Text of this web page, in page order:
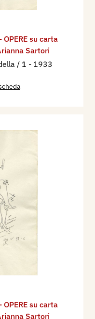
OPERE su carta
Sartori
/ 1 - 1933
OPERE su carta
Sartori